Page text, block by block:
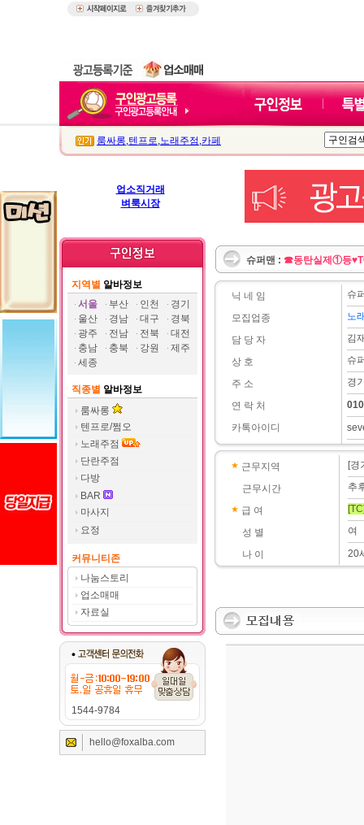
룸싸롱,텐프로,노래주점 ,카페
업소직거래
벼룩시장
지역별 알바정보
서울
부산 인천
경기
울산
경남 대구
경북
광주
전남 전북
대전
충남
충북 강원
제주
세종
직종별 알바정보
룸싸롱
텐프로/쩜오
노래주점
단란주점
다방
BAR
마사지
요정
커뮤니티존
나눔스토리
업소매매
자료실
1544-9784
hello@foxalba.com
슈퍼맨 : ☎동탄실제①등
닉 네 임
모집업종
담 당 자
상 호
주 소
연 락 처
카톡아이디
슈
노
김
슈
경
근무지역
근무시간
급 여
성 별
나 이
[경
추
여
20